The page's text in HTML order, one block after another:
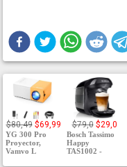
$80,49 $69,99
YG 300 Pro
Proyector,
Vamvo L
$79,0 $29,0
Bosch Tassimo
Happy
TAS1002 -